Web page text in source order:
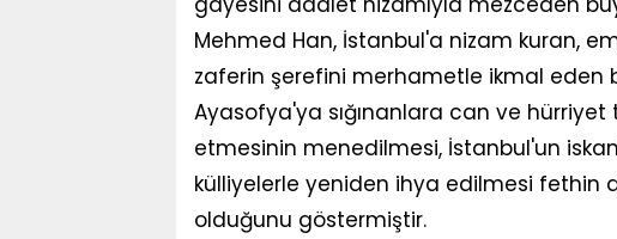
Mehmed Han, İstanbul'a nizam kuran,
zaferin şerefini merhametle ikmal eden
Ayasofya'ya sığınanlara can ve
etmesinin menedilmesi, İstanbul'un
külliyelerle yeniden ihya edilmesi fethin
olduğunu göstermiştir.